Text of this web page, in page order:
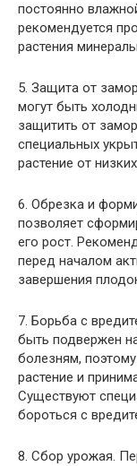
постоянно
рекомендуется
растения
5. Защита от
могут быть
защитить от
специальных
растение от
6. Обрезка и
позволяет
его рост.
перед началом
завершения
7. Борьба с
быть подвержен
болезням,
растение и
Существуют
бороться с
8. Сбор урожая.